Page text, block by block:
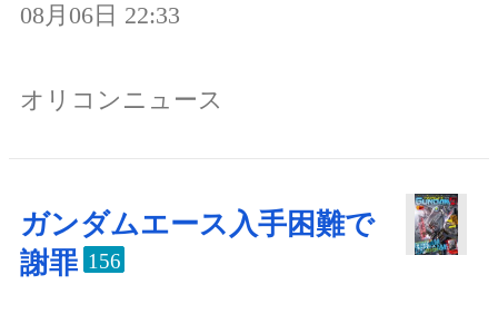
08月06日 22:33
オリコンニュース
ガンダムエース入手困難で
謝罪 156